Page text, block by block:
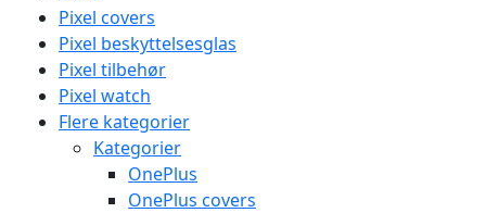
Pixel covers
Pixel beskyttelsesglas
Pixel tilbehør
Pixel watch
Flere kategorier
Kategorier
OnePlus
OnePlus covers